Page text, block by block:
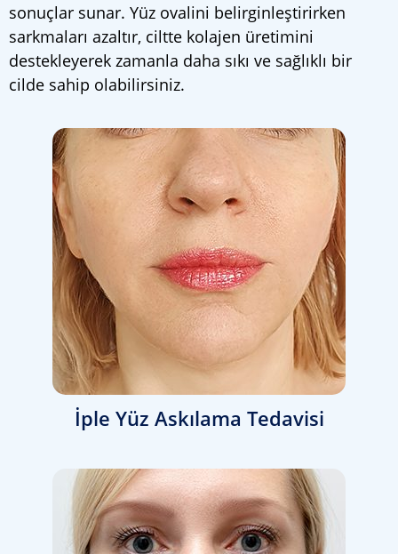
sonuçlar sunar. Yüz ovalini belirginleştirirken
sarkmaları azaltır, ciltte kolajen üretimini
destekleyerek zamanla daha sıkı ve sağlıklı bir
cilde sahip olabilirsiniz.
İple Yüz Askılama Tedavisi